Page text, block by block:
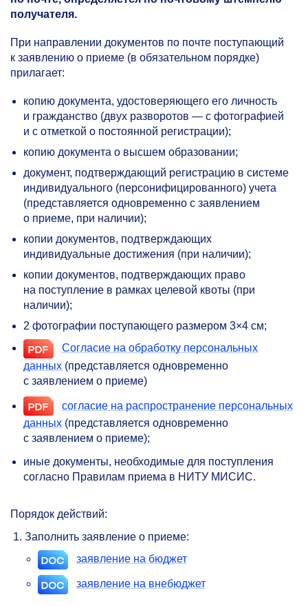
получателя.
При направлении документов по почте поступающий
к заявлению о приеме (в обязательном порядке)
прилагает:
копию документа, удостоверяющего его личность
и гражданство (двух разворотов — c фотографией
и с отметкой о постоянной регистрации);
копию документа о высшем образовании;
документ, подтверждающий регистрацию в системе
индивидуального (персонифицированного) учета
(представляется одновременно с заявлением
о приеме, при наличии);
копии документов, подтверждающих
индивидуальные достижения (при наличии);
копии документов, подтверждающих право
на поступление в рамках целевой квоты (при
наличии);
2 фотографии поступающего размером 3×4 см;
Согласие на обработку персональных
данных (представляется одновременно
с заявлением о приеме)
согласие на распространение персональных
данных (представляется одновременно
с заявлением о приеме);
иные документы, необходимые для поступления
согласно Правилам приема в НИТУ МИСИС.
Порядок действий:
Заполнить заявление о приеме:
заявление на бюджет
заявление на внебюджет